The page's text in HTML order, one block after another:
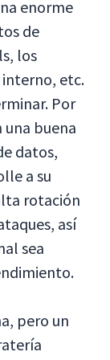
enorme
de
los
etc.
Por
buena
datos,
a su
rotación
así
sea
pero un